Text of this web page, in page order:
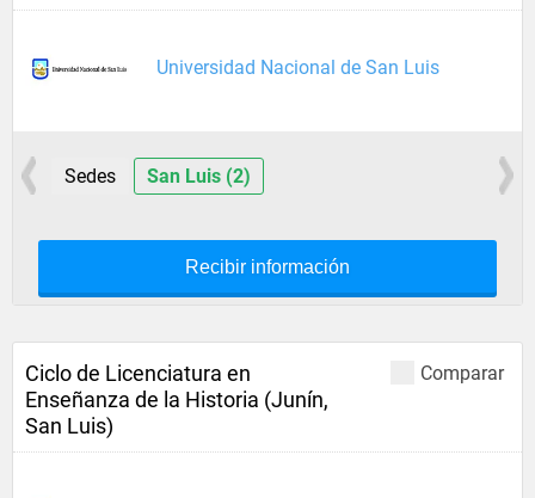
Universidad Nacional de San Luis
Sedes San Luis (2)
Recibir información
Comparar
Ciclo de Licenciatura en
Enseñanza de la Historia (Junín,
San Luis)